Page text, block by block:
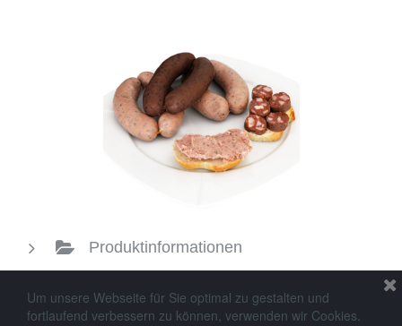
Produktinformationen
Um unsere Webseite für Sie optimal zu gestalten und
fortlaufend verbessern zu können, verwenden wir Cookies.